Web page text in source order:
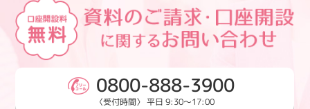
0800-888-3900
〈受付時間〉 平日 9:30～17:00